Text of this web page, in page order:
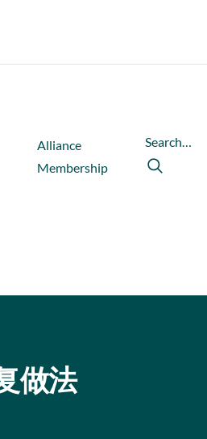
Alliance
Membership
Search…
做法